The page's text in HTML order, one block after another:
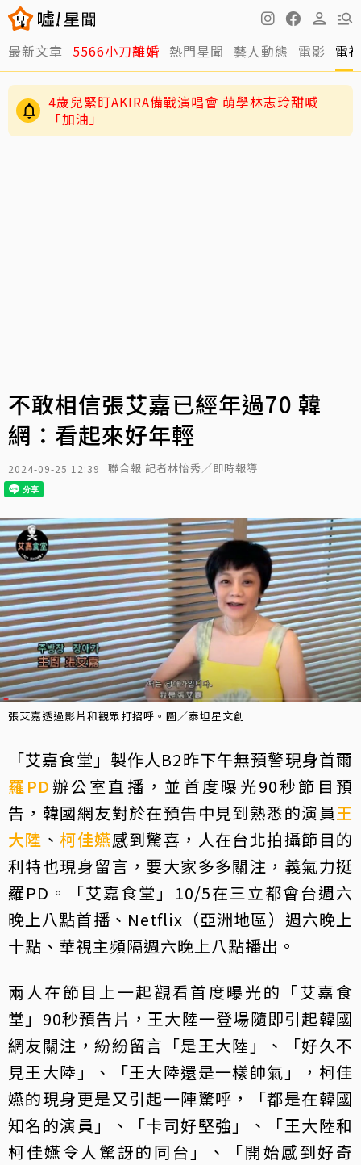
最新文章 5566小刀離婚 熱門星聞 藝人動態 電影 電
29歲男偶像「寵粉」誤觸法遭警約談！公開露面
呼籲遵守法規
4歲兒緊盯AKIRA備戰演唱會 萌學林志玲甜喊
「加油」
不敢相信張艾嘉已經年過70 韓
網：看起來好年輕
2024-09-25 12:39 聯合報 記者林怡秀／即時報導
張艾嘉透過影片和觀眾打招呼。圖／泰坦星文創
「艾嘉食堂」製作人B2昨下午無預警現身首爾
羅PD辦公室直播，並首度曝光90秒節目預
告，韓國網友對於在預告中見到熟悉的演員王
大陸 、 柯佳嬿感到驚喜，人在台北拍攝節目的
利特也現身留言，要大家多多關注，義氣力挺
羅PD。「艾嘉食堂」10/5在三立都會台週六
晚上八點首播、Netflix（亞洲地區）週六晚上
十點、華視主頻隔週六晚上八點播出。
兩人在節目上一起觀看首度曝光的「艾嘉食
堂」90秒預告片，王大陸一登場隨即引起韓國
網友關注，紛紛留言「是王大陸」、「好久不
見王大陸」、「王大陸還是一樣帥氣」，柯佳
嬿的現身更是又引起一陣驚呼，「都是在韓國
知名的演員」、「卡司好堅強」、「王大陸和
柯佳嬿令人驚訝的同台」、「開始感到好奇